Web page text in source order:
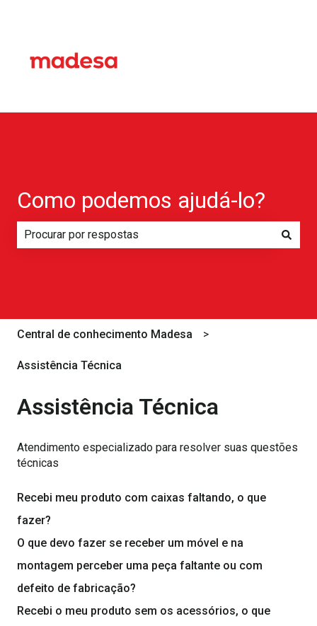
Como podemos ajudá-lo?
Central de conhecimento Madesa
Assistência Técnica
Assistência Técnica
Atendimento especializado para resolver suas questões
técnicas
Recebi meu produto com caixas faltando, o que
fazer?
O que devo fazer se receber um móvel e na
montagem perceber uma peça faltante ou com
defeito de fabricação?
Recebi o meu produto sem os acessórios, o que